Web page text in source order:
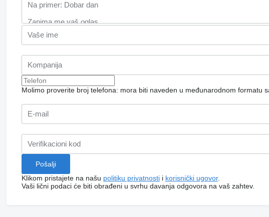
Molimo proverite broj telefona: mora biti naveden u međunarodnom formatu
Klikom pristajete na našu politiku privatnostii korisnički ugovor.
Vaši lični podaci će biti obrađeni u svrhu davanja odgovora na vaš zahtev.